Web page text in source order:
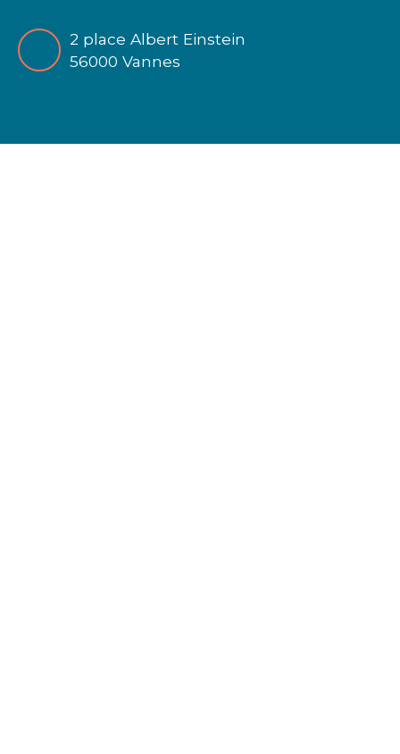
2 place Albert Einstein
56000 Vannes